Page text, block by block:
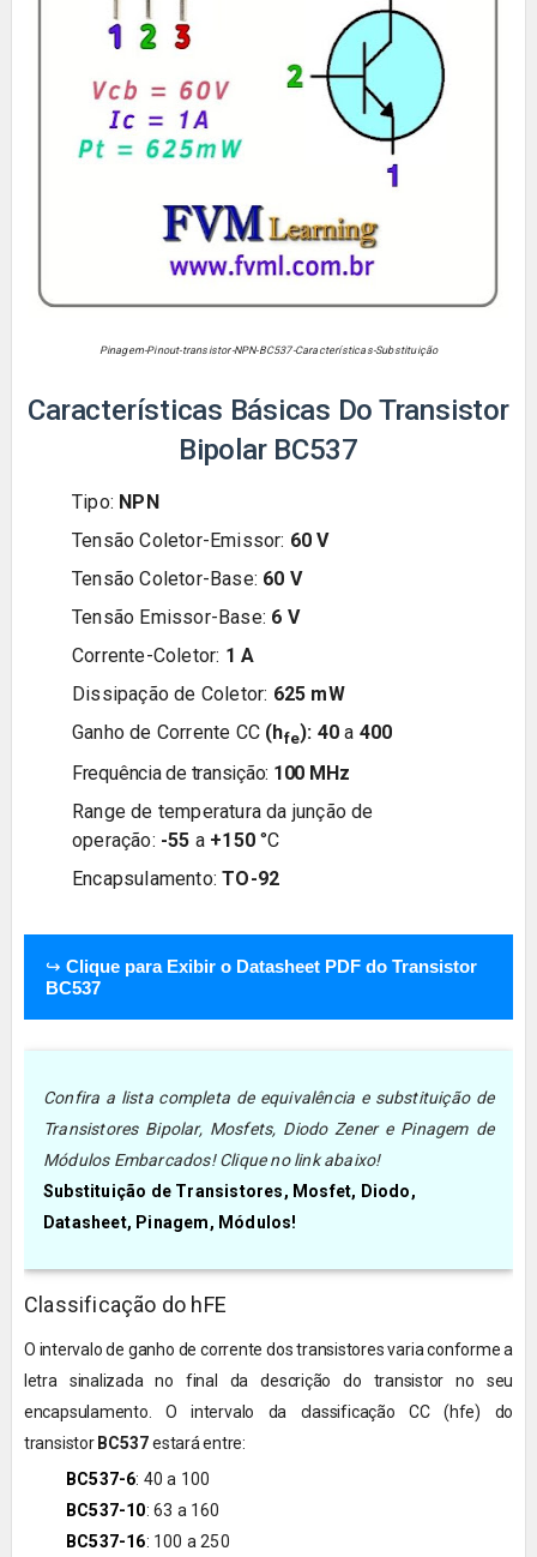
Pinagem-Pinout-transistor-NPN-BC537-Características-Substituição
Características Básicas Do Transistor
Bipolar BC537
Tipo: NPN
Tensão Coletor-Emissor: 60 V
Tensão Coletor-Base: 60 V
Tensão Emissor-Base: 6 V
Corrente-Coletor: 1 A
Dissipação de Coletor: 625 mW
Ganho de Corrente CC (hfe): 40a 400
Frequência de transição: 100 MHz
Range de temperatura da junção de
operação: -55 a +150°C
Encapsulamento:TO-92
↪ Clique para Exibir o Datasheet PDF do Transistor
BC537
Confira a lista completa de equivalência e substituição de
Transistores Bipolar, Mosfets, Diodo Zener e Pinagem de
Módulos Embarcados! Clique no link abaixo!
Substituição de Transistores, Mosfet, Diodo,
Datasheet, Pinagem, Módulos!
Classificação do hFE
O intervalo de ganho de corrente dos transistores varia conforme a
letra sinalizada no final da descrição do transistor no seu
encapsulamento. Ointervalo da classificação CC (hfe) do
transistor BC537estará entre:
BC537-6: 40 a 100
BC537-10: 63 a 160
BC537-16: 100 a 250